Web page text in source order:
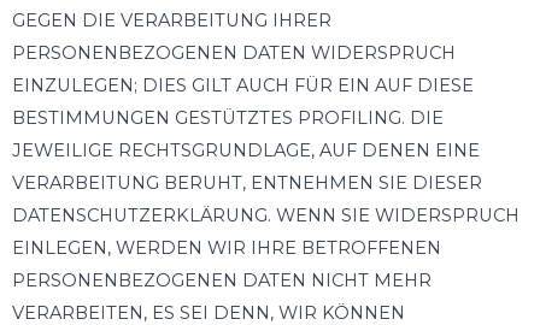
GEGEN DIE VERARBEITUNG IHRER
PERSONENBEZOGENEN DATEN WIDERSPRUCH
EINZULEGEN; DIES GILT AUCH FÜR EIN AUF DIESE
BESTIMMUNGEN GESTÜTZTES PROFILING. DIE
JEWEILIGE RECHTSGRUNDLAGE, AUF DENEN EINE
VERARBEITUNG BERUHT, ENTNEHMEN SIE DIESER
DATENSCHUTZERKLÄRUNG. WENN SIE WIDERSPRUCH
EINLEGEN, WERDEN WIR IHRE BETROFFENEN
PERSONENBEZOGENEN DATEN NICHT MEHR
VERARBEITEN, ES SEI DENN, WIR KÖNNEN